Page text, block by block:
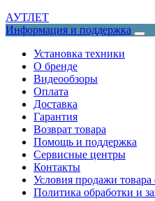
АУТЛЕТ
Информация и поддержка
Установка техники
О бренде
Видеообзоры
Оплата
Доставка
Гарантия
Возврат товара
Помощь и поддержка
Сервисные центры
Контакты
Условия продажи
Политика обработки и